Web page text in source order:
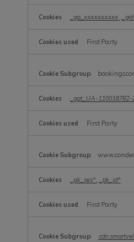
_ga_xxxxxxxxxx _gid
First Party
_gat_UA-110018782-
First Party
_pk_ses* _pk_id*
First Party